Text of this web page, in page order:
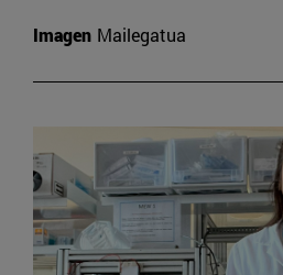
Imagen Mailegatua